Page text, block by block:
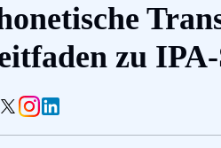
zu